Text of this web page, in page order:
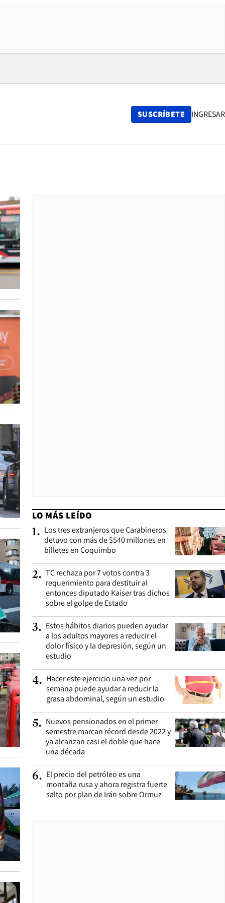
SUSCRÍBETE INGRESAR
LO MÁS LEÍDO
1. Los tres extranjeros que Carabineros
detuvo con más de $540 millones en
billetes en Coquimbo
2. TC rechaza por 7 votos contra 3
requerimiento para destituir al
entonces diputado Kaiser tras dichos
sobre el golpe de Estado
3. Estos hábitos diarios pueden ayudar
a los adultos mayores a reducir el
dolor físico y la depresión, según un
estudio
4. Hacer este ejercicio una vez por
semana puede ayudar a reducir la
grasa abdominal, según un estudio
5. Nuevos pensionados en el primer
semestre marcan récord desde 2022 y
ya alcanzan casi el doble que hace
una década
6. El precio del petróleo es una
montaña rusa y ahora registra fuerte
salto por plan de Irán sobre Ormuz